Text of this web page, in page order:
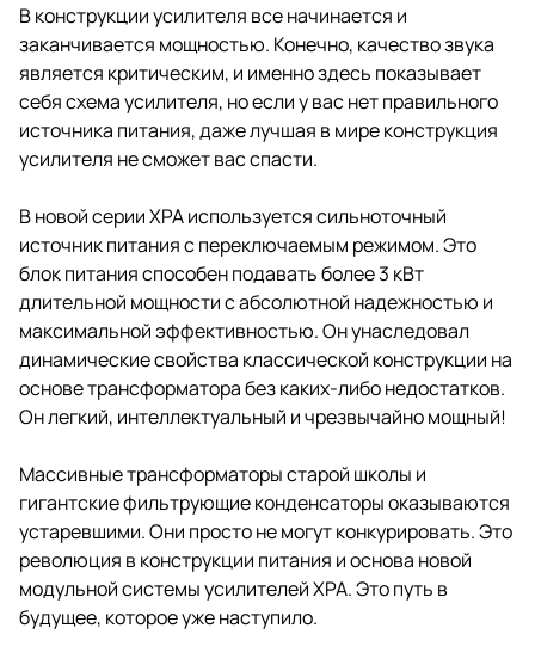
В конструкции усилителя все начинается и
заканчивается мощностью. Конечно, качество звука
является критическим, и именно здесь показывает
себя схема усилителя, но если у вас нет правильного
источника питания, даже лучшая в мире конструкция
усилителя не сможет вас спасти.
В новой серии XPA используется сильноточный
источник питания с переключаемым режимом. Это
блок питания способен подавать более 3 кВт
длительной мощности с абсолютной надежностью и
максимальной эффективностью. Он унаследовал
динамические свойства классической конструкции на
основе трансформатора без каких-либо недостатков.
Он легкий, интеллектуальный и чрезвычайно мощный!
Массивные трансформаторы старой школы и
гигантские фильтрующие конденсаторы оказываются
устаревшими. Они просто не могут конкурировать. Это
революция в конструкции питания и основа новой
модульной системы усилителей XPA. Это путь в
будущее, которое уже наступило.